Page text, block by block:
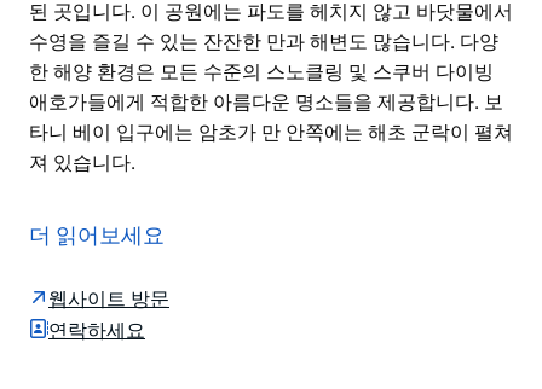
된 곳입니다. 이 공원에는 파도를 헤치지 않고 바닷물에서
수영을 즐길 수 있는 잔잔한 만과 해변도 많습니다. 다양
한 해양 환경은 모든 수준의 스노클링 및 스쿠버 다이빙
애호가들에게 적합한 아름다운 명소들을 제공합니다. 보
타니 베이 입구에는 암초가 만 안쪽에는 해초 군락이 펼쳐
져 있습니다.
계문화유산으로 지정된 명소들로 가득한 카마이 보타니
을 사이에 두고 북쪽과 남쪽으로 나뉜 이 공원은 독특한
자연과 문화유산을 자랑합니다.
더 읽어보세요
웹사이트 방문
연락하세요